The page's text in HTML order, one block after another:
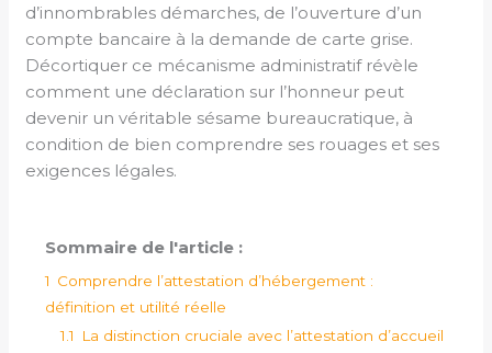
d’innombrables démarches, de l’ouverture d’un
compte bancaire à la demande de carte grise.
Décortiquer ce mécanisme administratif révèle
comment une déclaration sur l’honneur peut
devenir un véritable sésame bureaucratique, à
condition de bien comprendre ses rouages et ses
exigences légales.
Sommaire de l'article :
1 Comprendre l’attestation d’hébergement :
définition et utilité réelle
1.1
La distinction cruciale avec l’attestation d’accueil